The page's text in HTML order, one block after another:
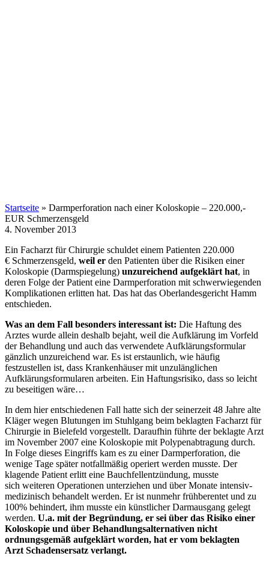
Startseite » Darmperforation nach einer Koloskopie – 220.000,-
EUR Schmerzensgeld
4. November 2013
Ein Facharzt für Chirurgie schuldet einem Patienten 220.000
€ Schmerzensgeld, weil er den Patienten über die Risiken einer
Koloskopie (Darmspiegelung) unzureichend aufgeklärt hat, in
deren Folge der Patient eine Darmperforation mit schwerwiegenden
Komplikationen erlitten hat. Das hat das Oberlandesgericht Hamm
entschieden.
Was an dem Fall besonders interessant ist: Die Haftung des
Arztes wurde allein deshalb bejaht, weil die Aufklärung im Vorfeld
der Behandlung und auch das verwendete Aufklärungsformular
gänzlich unzureichend war. Es ist erstaunlich, wie häufig
festzustellen ist, dass Krankenhäuser mit unzulänglichen
Aufklärungsformularen arbeiten. Ein Haftungsrisiko, dass so leicht
zu beseitigen wäre…
In dem hier entschiedenen Fall hatte sich der seinerzeit 48 Jahre alte
Kläger wegen Blutungen im Stuhlgang beim beklagten Facharzt für
Chirurgie in Bielefeld vorgestellt. Daraufhin führte der beklagte Arzt
im November 2007 eine Koloskopie mit Polypenabtragung durch.
In Folge dieses Eingriffs kam es zu einer Darmperforation, die
wenige Tage später notfallmäßig operiert werden musste. Der
klagende Patient erlitt eine Bauchfellentzündung, musste
sich weiteren Operationen unterziehen und über Monate intensiv-
medizinisch behandelt werden. Er ist nunmehr frühberentet und zu
100% behindert, ihm musste ein künstlicher Darmausgang gelegt
werden. U.a. mit der Begründung, er sei über das Risiko einer
Koloskopie und über Behandlungsalternativen nicht
ordnungsgemäß aufgeklärt worden, hat er vom beklagten
Arzt Schadensersatz verlangt.